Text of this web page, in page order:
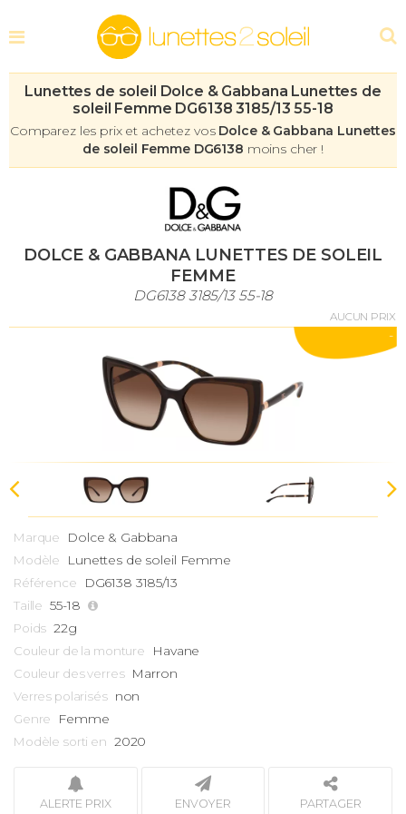
Lunettes de soleil Dolce & Gabbana Lunettes de
soleil Femme DG6138 3185/13 55-18
Comparez les prix et achetez vos Dolce & Gabbana Lunettes
de soleil Femme DG6138 moins cher !
DOLCE & GABBANA LUNETTES DE SOLEIL
FEMME
DG6138 3185/13 55-18
AUCUN PRIX
-
Marque Dolce & Gabbana
Modèle Lunettes de soleil Femme
Référence DG6138 3185/13
Taille 55-18
Poids 22g
Couleur de la monture Havane
Couleur des verres Marron
Verres polarisés non
Genre Femme
Modèle sorti en 2020
ALERTE PRIX ENVOYER PARTAGER